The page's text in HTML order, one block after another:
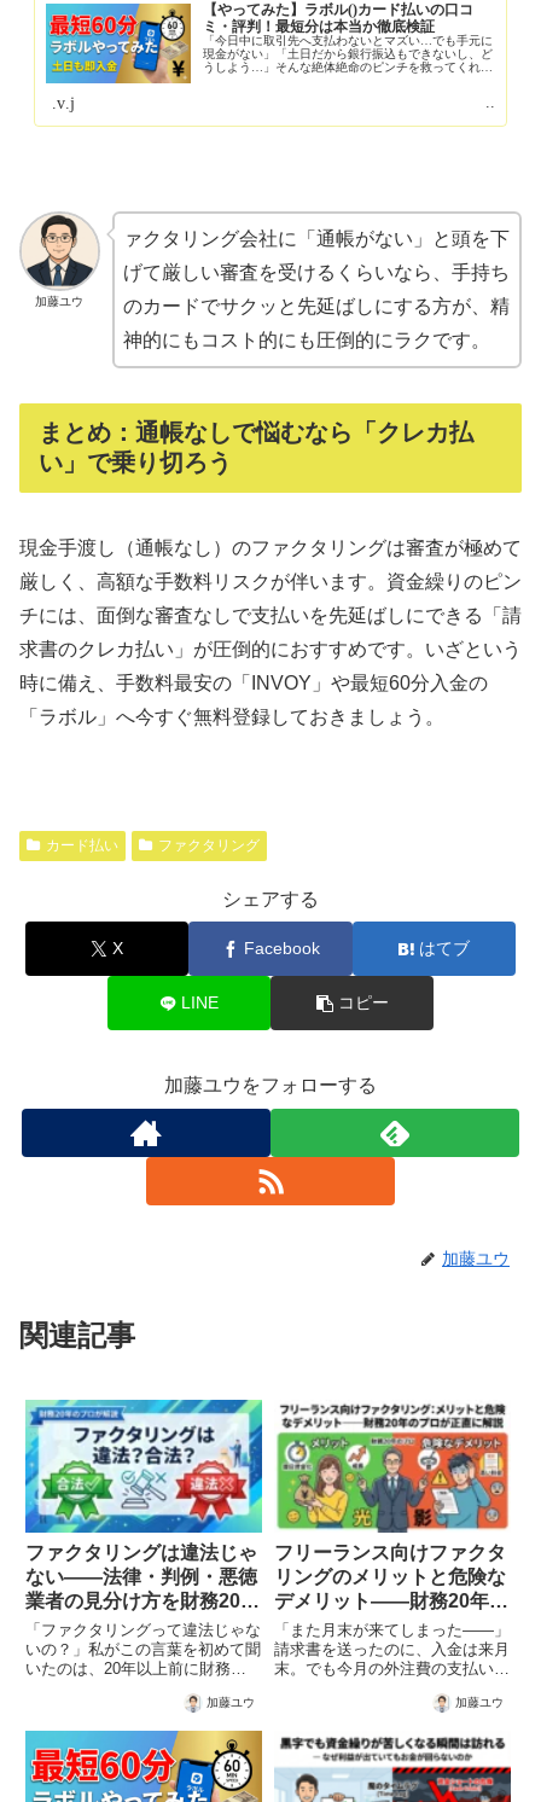
【やってみた】ラボル(labol)カード払いの口コ
ミ・評判！最短60分は本当か徹底検証
「今日中に取引先へ支払わないとマズい…でも手元に
現金がない」「土日だから銀行振込もできないし、ど
うしよう…」そんな絶体絶命のピンチを救ってくれる
www.shikinguri-navi.jp
加藤ユウ
ァクタリング会社に「通帳がない」と頭を下
げて厳しい審査を受けるくらいなら、手持ち
のカードでサクッと先延ばしにする方が、精
神的にもコスト的にも圧倒的にラクです。
まとめ：通帳なしで悩むなら「クレカ払
い」で乗り切ろう
現金手渡し（通帳なし）のファクタリングは審査が極めて
厳しく、高額な手数料リスクが伴います。資金繰りのピン
チには、面倒な審査なしで支払いを先延ばしにできる「請
求書のクレカ払い」が圧倒的におすすめです。いざという
時に備え、手数料最安の「INVOY」や最短60分入金の
「ラボル」へ今すぐ無料登録しておきましょう。
カード払い ファクタリング
シェアする
X Facebook はてブ
LINE コピー
加藤ユウをフォローする
加藤ユウ
関連記事
ファクタリングは違法じゃ
ない——法律・判例・悪徳
業者の見分け方を財務20年
のプロが解説
「ファクタリングって違法じゃな
いの？」私がこの言葉を初めて聞
いたのは、20年以上前に財務担
支援していた頃のことです。当時
から経営者の間でファクタリング
への不信感は根強く、「怪しい業
者に騙された」という話を何度
も...
加藤ユウ
フリーランス向けファクタ
リングのメリットと危険な
デメリット——財務20年の
プロが正直に解説
「また月末が来てしまった——」
請求書を送ったのに、入金は来月
末。でも今月の外注費の支払いは
けていませんか？私も20年以
ういった状況を何度も目の当たり
にしてきました。そして「ファク
タ...
加藤ユウ